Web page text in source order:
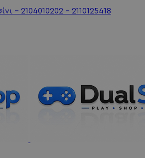
- 2104010202 - 2110125418